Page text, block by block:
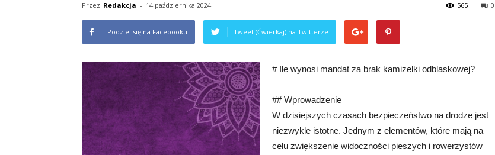
Przez Redakcja - 14 października 2024 0
565
Podziel się na Facebooku Tweet (Ćwierkaj) na Twitterze
# Ile wynosi mandat za brak kamizelki odblaskowej?
## Wprowadzenie
W dzisiejszych czasach bezpieczeństwo na drodze jest
niezwykle istotne. Jednym z elementów, które mają na
celu zwiększenie widoczności pieszych i rowerzystów